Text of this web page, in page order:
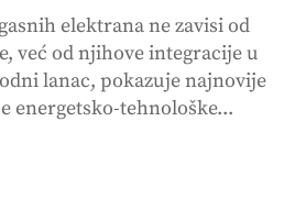
elektrana ne zavisi od
već od njihove integracije u
lanac, pokazuje najnovije
energetsko-tehnološke...